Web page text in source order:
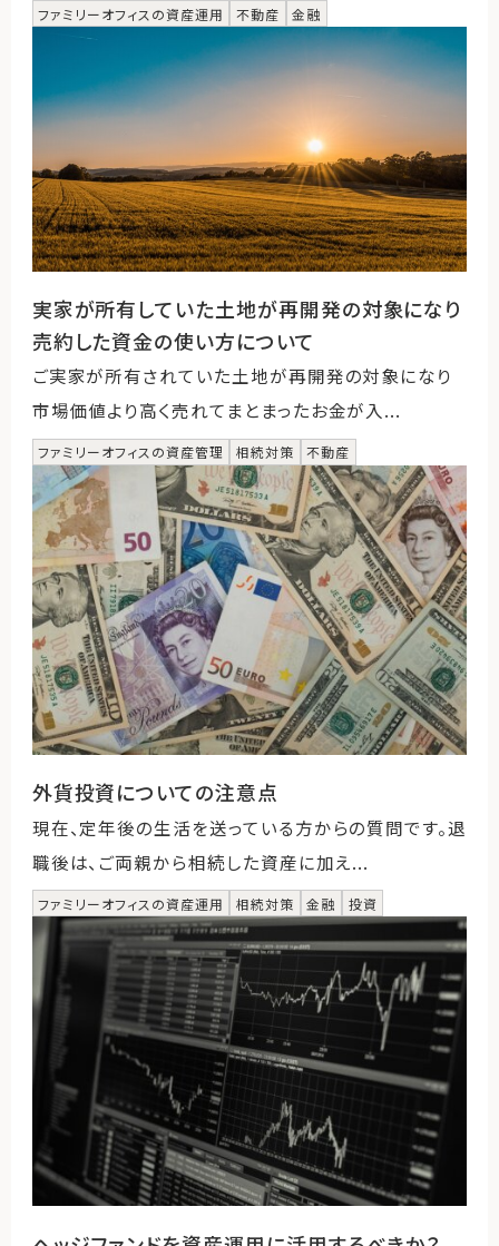
ファミリーオフィスの資産運用 不動産 金融
実家が所有していた土地が再開発の対象になり
売約した資金の使い方について
ご実家が所有されていた土地が再開発の対象になり
市場価値より高く売れてまとまったお金が入...
ファミリーオフィスの資産管理 相続対策 不動産
外貨投資についての注意点
現在、定年後の生活を送っている方からの質問です。退
職後は、ご両親から相続した資産に加え...
ファミリーオフィスの資産運用 相続対策 金融 投資